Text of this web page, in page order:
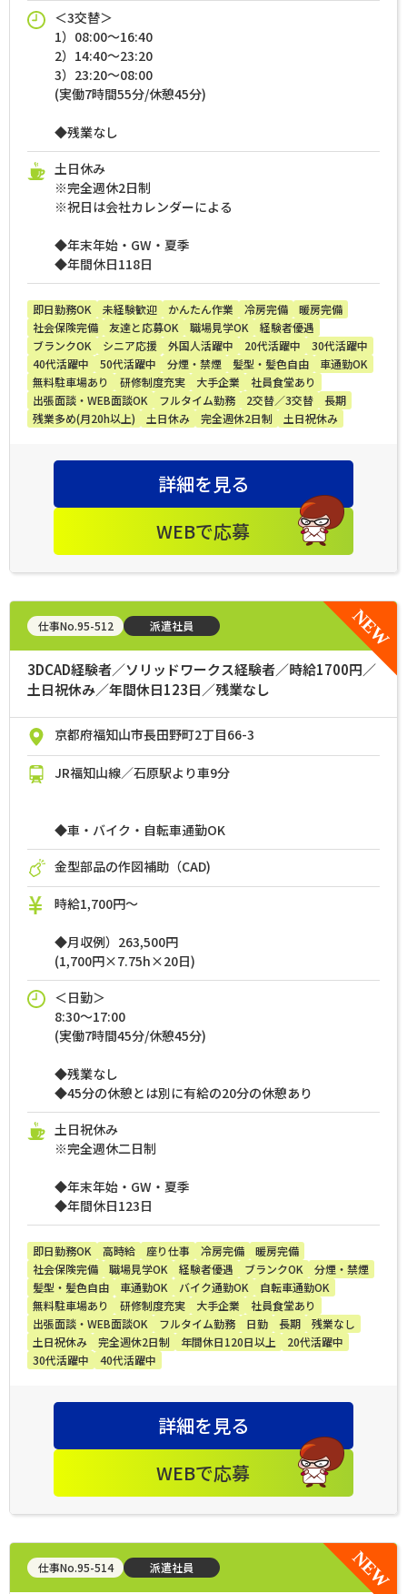
＜3交替＞
1）08:00～16:40
2）14:40～23:20
3）23:20～08:00
(実働7時間55分/休憩45分)
◆残業なし
土日休み
※完全週休2日制
※祝日は会社カレンダーによる
◆年末年始・GW・夏季
◆年間休日118日
即日勤務OK 未経験歓迎 かんたん作業 冷房完備
暖房完備
社会保険完備
友達と応募OK 職場見学OK
経験者優遇
ブランクOK
シニア応援 外国人活躍中 20代活躍中
30代活躍中
40代活躍中
50代活躍中 分煙・禁煙 髪型・髪色自由
車通勤OK
無料駐車場あり
研修制度充実 大手企業
社員食堂あり
出張面談・WEB面談OK
フルタイム勤務 2交替／3交替
長期
残業多め(月20h以上)
土日休み 完全週休2日制 土日祝休み
詳細を見る
WEBで応募
仕事No.95-512 派遣社員
3DCAD経験者／ソリッドワークス経験者／時給1700円／
土日祝休み／年間休日123日／残業なし
京都府福知山市長田野町2丁目66-3
JR福知山線／石原駅より車9分
◆車・バイク・自転車通勤OK
金型部品の作図補助（CAD)
時給1,700円～
◆月収例）263,500円
(1,700円×7.75h×20日)
＜日勤＞
8:30～17:00
(実働7時間45分/休憩45分)
◆残業なし
◆45分の休憩とは別に有給の20分の休憩あり
土日祝休み
※完全週休二日制
◆年末年始・GW・夏季
◆年間休日123日
即日勤務OK 高時給 座り仕事 冷房完備
暖房完備
社会保険完備
職場見学OK 経験者優遇 ブランクOK
分煙・禁煙
髪型・髪色自由
車通勤OK バイク通勤OK
自転車通勤OK
無料駐車場あり
研修制度充実 大手企業
社員食堂あり
出張面談・WEB面談OK
フルタイム勤務 日勤 長期
残業なし
土日祝休み
完全週休2日制 年間休日120日以上
20代活躍中
30代活躍中
40代活躍中
詳細を見る
WEBで応募
仕事No.95-514 派遣社員